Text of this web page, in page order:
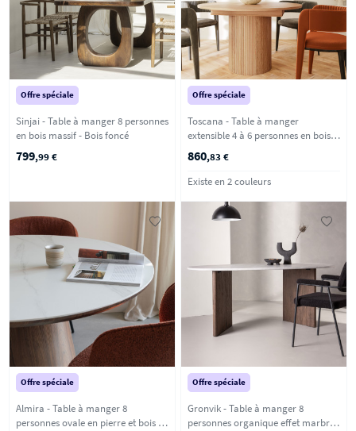
Offre spéciale
Sinjai - Table à manger 8 personnes
en bois massif - Bois foncé
799,99 €
Offre spéciale
Toscana - Table à manger
extensible 4 à 6 personnes en bois
860,83 €
Existe en 2 couleurs
Offre spéciale
Almira - Table à manger 8
personnes ovale en pierre et bois -
Offre spéciale
Gronvik - Table à manger 8
personnes organique effet marbre -